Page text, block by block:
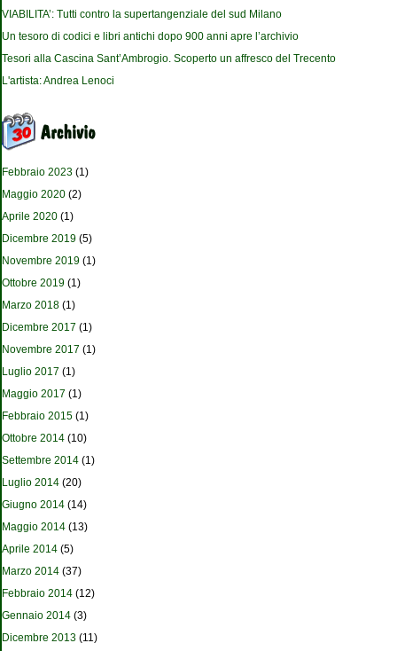
VIABILITA’: Tutti contro la supertangenziale del sud Milano
Un tesoro di codici e libri antichi dopo 900 anni apre l’archivio
Tesori alla Cascina Sant’Ambrogio. Scoperto un affresco del Trecento
L'artista: Andrea Lenoci
Febbraio 2023 (1)
Maggio 2020 (2)
Aprile 2020 (1)
Dicembre 2019 (5)
Novembre 2019 (1)
Ottobre 2019 (1)
Marzo 2018 (1)
Dicembre 2017 (1)
Novembre 2017 (1)
Luglio 2017 (1)
Maggio 2017 (1)
Febbraio 2015 (1)
Ottobre 2014 (10)
Settembre 2014 (1)
Luglio 2014 (20)
Giugno 2014 (14)
Maggio 2014 (13)
Aprile 2014 (5)
Marzo 2014 (37)
Febbraio 2014 (12)
Gennaio 2014 (3)
Dicembre 2013 (11)